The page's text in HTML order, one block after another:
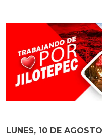
LUNES, 10 DE